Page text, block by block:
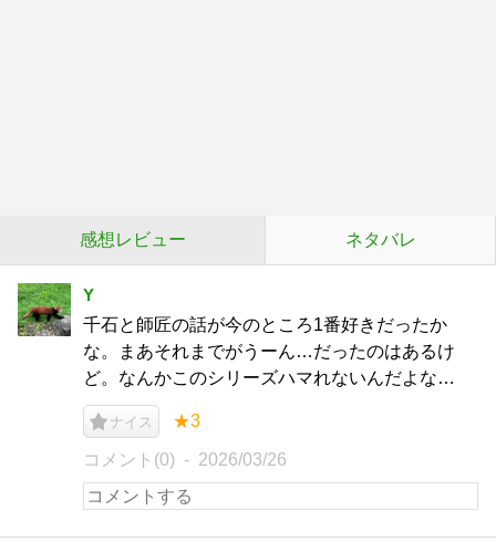
感想レビュー ネタバレ
Y
千石と師匠の話が今のところ1番好きだったか
な。まあそれまでがうーん…だったのはあるけ
ど。なんかこのシリーズハマれないんだよな…
ナイス ★3
コメント(0) 2026/03/26